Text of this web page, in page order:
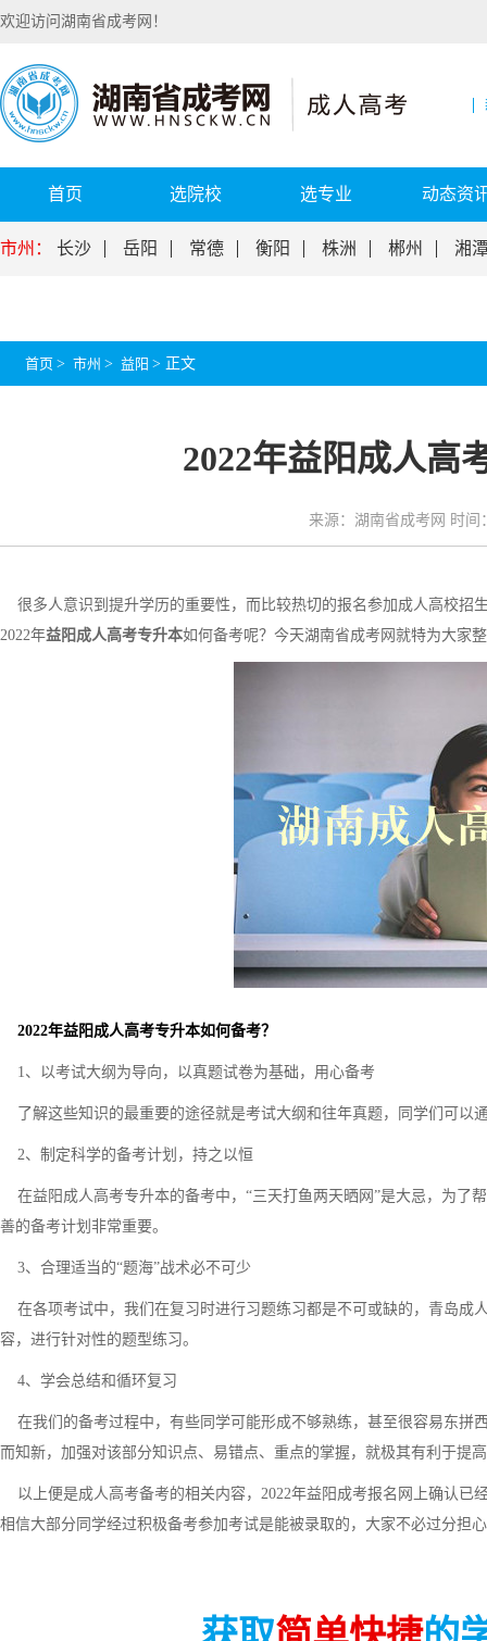
欢迎访问湖南省成考网！
首页 选院校 选专业 动态资
市州： 长沙 岳阳 常德 衡阳 株洲 郴州 湘
首页 > 市州 > 益阳 > 正文
2022年益阳成人高
来源：湖南省成考网 时间
很多人意识到提升学历的重要性，而比较热切的报名参加成人高校招
2022年益阳成人高考专升本如何备考呢？今天湖南省成考网就特为大家
2022年益阳成人高考专升本如何备考？
1、以考试大纲为导向，以真题试卷为基础，用心备考
了解这些知识的最重要的途径就是考试大纲和往年真题，同学们可以
2、制定科学的备考计划，持之以恒
在益阳成人高考专升本的备考中，“三天打鱼两天晒网”是大忌，为了
善的备考计划非常重要。
3、合理适当的“题海”战术必不可少
在各项考试中，我们在复习时进行习题练习都是不可或缺的，青岛成
容，进行针对性的题型练习。
4、学会总结和循环复习
在我们的备考过程中，有些同学可能形成不够熟练，甚至很容易东拼
而知新，加强对该部分知识点、易错点、重点的掌握，就极其有利于提
以上便是成人高考备考的相关内容，2022年益阳成考报名网上确认已
相信大部分同学经过积极备考参加考试是能被录取的，大家不必过分担